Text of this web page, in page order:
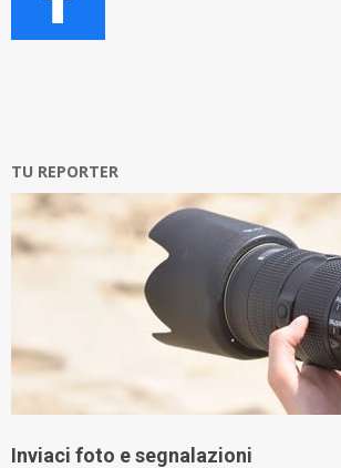
TU REPORTER
Inviaci foto e segnalazioni